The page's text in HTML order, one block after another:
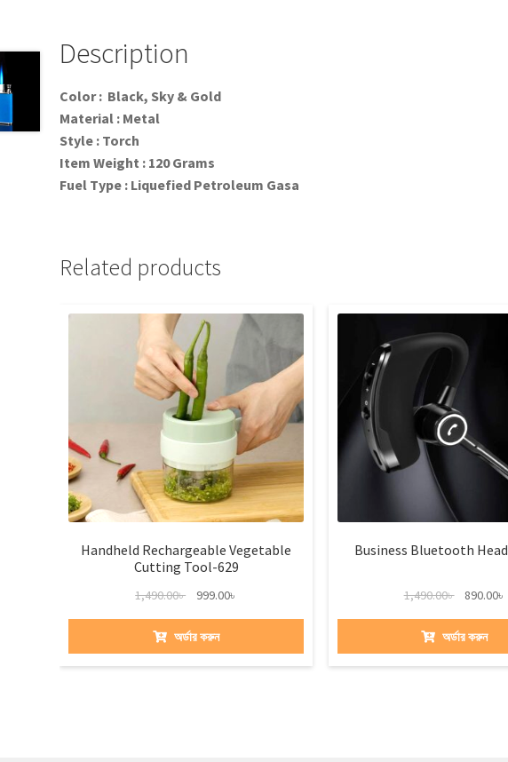
Description
Color : Black, Sky & Gold
Material : Metal
Style : Torch
Item Weight : 120 Grams
Fuel Type : Liquefied Petroleum Gasa
Related products
Handheld Rechargeable Vegetable
Cutting Tool-629
1,490.00৳ 999.00৳
অর্ডার করুন
Business Bluetooth
1,490.00৳ 890.00৳
অর্ডার করুন